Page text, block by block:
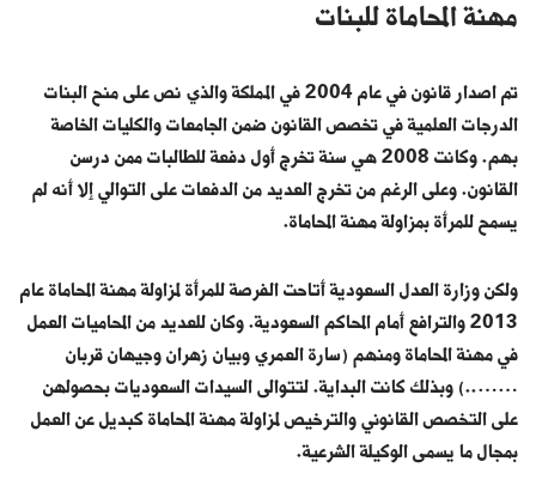
مهنة المحاماة للبنات
تم اصدار قانون في عام 2004 في المملكة والذي نص على منح البنات
الدرجات العلمية في تخصص القانون ضمن الجامعات والكليات الخاصة
بهم. وكانت 2008 هي سنة تخرج أول دفعة للطالبات ممن درسن
القانون. وعلى الرغم من تخرج العديد من الدفعات على التوالي إلا أنه لم
يسمح للمرأة بمزاولة مهنة المحاماة.
ولكن وزارة العدل السعودية أتاحت الفرصة للمرأة لمزاولة مهنة المحاماة عام
2013 والترافع أمام المحاكم السعودية. وكان للعديد من المحاميات العمل
في مهنة المحاماة ومنهم (سارة العمري وبيان زهران وجيهان قربان
……..) وبذلك كانت البداية. لتتوالى السيدات السعوديات بحصولهن
على التخصص القانوني والترخيص لمزاولة مهنة المحاماة كبديل عن العمل
بمجال ما يسمى الوكيلة الشرعية.